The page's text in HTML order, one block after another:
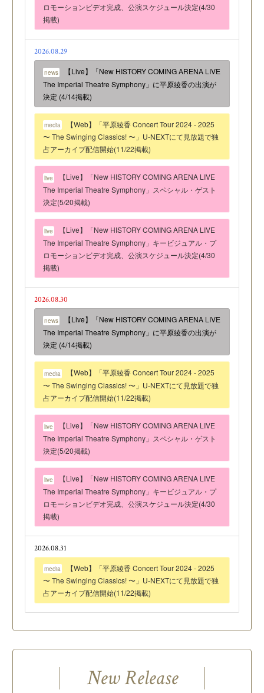
ロモーションビデオ完成、公演スケジュール決定(4/30
掲載)
2026.08.29
news
【Live】「New HISTORY COMING ARENA LIVE
The Imperial Theatre Symphony」に平原綾香の出演が
決定 (4/14掲載)
media
【Web】「平原綾香 Concert Tour 2024 - 2025
〜 The Swinging Classics! 〜」U-NEXTにて見放題で独
占アーカイブ配信開始(11/22掲載)
live
【Live】「New HISTORY COMING ARENA LIVE
The Imperial Theatre Symphony」スペシャル・ゲスト
決定(5/20掲載)
live
【Live】「New HISTORY COMING ARENA LIVE
The Imperial Theatre Symphony」キービジュアル・プ
ロモーションビデオ完成、公演スケジュール決定(4/30
掲載)
2026.08.30
news
【Live】「New HISTORY COMING ARENA LIVE
The Imperial Theatre Symphony」に平原綾香の出演が
決定 (4/14掲載)
media
【Web】「平原綾香 Concert Tour 2024 - 2025
〜 The Swinging Classics! 〜」U-NEXTにて見放題で独
占アーカイブ配信開始(11/22掲載)
live
【Live】「New HISTORY COMING ARENA LIVE
The Imperial Theatre Symphony」スペシャル・ゲスト
決定(5/20掲載)
live
【Live】「New HISTORY COMING ARENA LIVE
The Imperial Theatre Symphony」キービジュアル・プ
ロモーションビデオ完成、公演スケジュール決定(4/30
掲載)
2026.08.31
media
【Web】「平原綾香 Concert Tour 2024 - 2025
〜 The Swinging Classics! 〜」U-NEXTにて見放題で独
占アーカイブ配信開始(11/22掲載)
New Release